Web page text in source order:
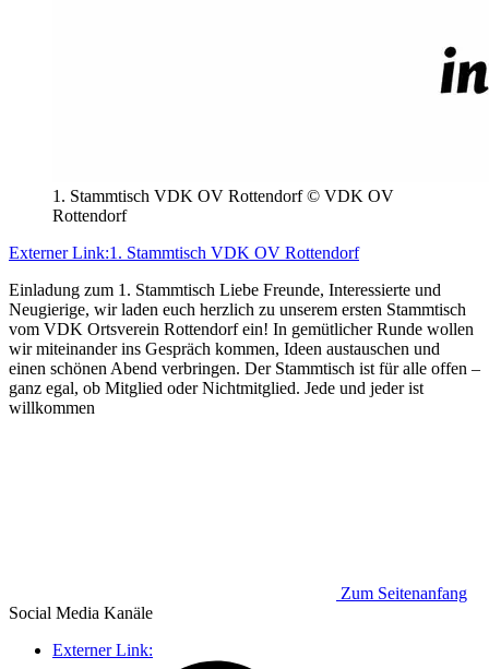
1. Stammtisch VDK OV Rottendorf © VDK OV
Rottendorf
Externer Link:1. Stammtisch VDK OV Rottendorf
Einladung zum 1. Stammtisch Liebe Freunde, Interessierte und
Neugierige, wir laden euch herzlich zu unserem ersten Stammtisch
vom VDK Ortsverein Rottendorf ein! In gemütlicher Runde wollen
wir miteinander ins Gespräch kommen, Ideen austauschen und
einen schönen Abend verbringen. Der Stammtisch ist für alle offen –
ganz egal, ob Mitglied oder Nichtmitglied. Jede und jeder ist
willkommen
Zum Seitenanfang
Social Media Kanäle
Externer Link: